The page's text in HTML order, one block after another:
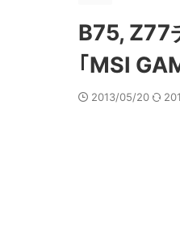
B75, Z77
｢MSI
2013/05/20